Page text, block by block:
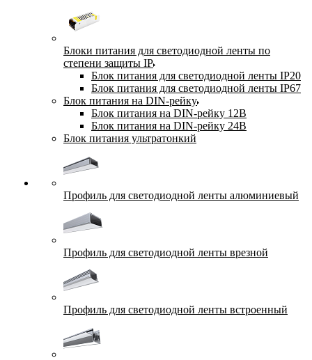
Блоки питания для светодиодной ленты по
степени защиты IP
Блок питания для светодиодной ленты IP20
Блок питания для светодиодной ленты IP67
Блок питания на DIN-рейку
Блок питания на DIN-рейку 12В
Блок питания на DIN-рейку 24В
Блок питания ультратонкий
Профиль для светодиодной ленты алюминиевый
Профиль для светодиодной ленты врезной
Профиль для светодиодной ленты встроенный